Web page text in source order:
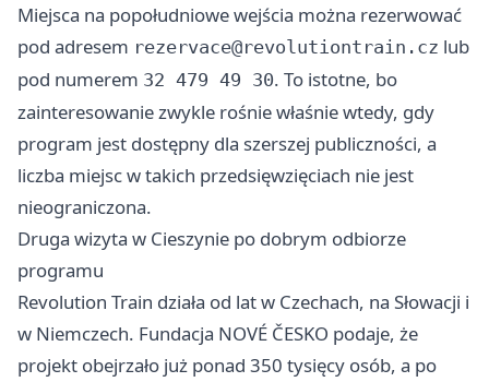
Miejsca na popołudniowe wejścia można rezerwować
pod adresem rezervace@revolutiontrain.cz lub
pod numerem 32 479 49 30. To istotne, bo
zainteresowanie zwykle rośnie właśnie wtedy, gdy
program jest dostępny dla szerszej publiczności, a
liczba miejsc w takich przedsięwzięciach nie jest
nieograniczona.
Druga wizyta w Cieszynie po dobrym odbiorze
programu
Revolution Train działa od lat w Czechach, na Słowacji i
w Niemczech. Fundacja NOVÉ ČESKO podaje, że
projekt obejrzało już ponad 350 tysięcy osób, a po